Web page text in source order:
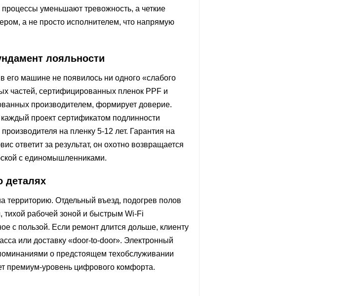
уменьшают тревожность, а четкие
а не просто исполнителем, что напрямую
лояльности
машине не появилось ни одного «слабого
частей, сертифицированных пленок PPF и
производителем, формирует доверие.
проект сертификатом подлинности
на пленку 5-12 лет. Гарантия на
ответит за результат, он охотно возвращается
с единомышленниками.
деталях
территорию. Отдельный въезд, подогрев полов
тихой рабочей зоной и быстрым Wi-Fi
с пользой. Если ремонт длится дольше, клиенту
или доставку «door-to-door». Электронный
о предстоящем техобслуживании
премиум-уровень цифрового комфорта.